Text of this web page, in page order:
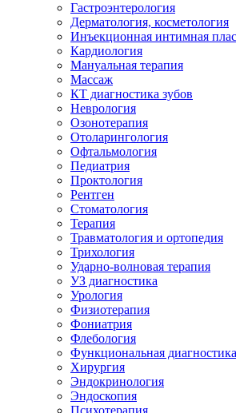
Гастроэнтерология
Дерматология, косметология
Инъекционная интимная
Кардиология
Мануальная терапия
Массаж
КТ диагностика зубов
Неврология
Озонотерапия
Отоларингология
Офтальмология
Педиатрия
Проктология
Рентген
Стоматология
Терапия
Травматология и ортопедия
Трихология
Ударно-волновая терапия
УЗ диагностика
Урология
Физиотерапия
Фониатрия
Флебология
Функциональная диагностика
Хирургия
Эндокринология
Эндоскопия
Психотерапия